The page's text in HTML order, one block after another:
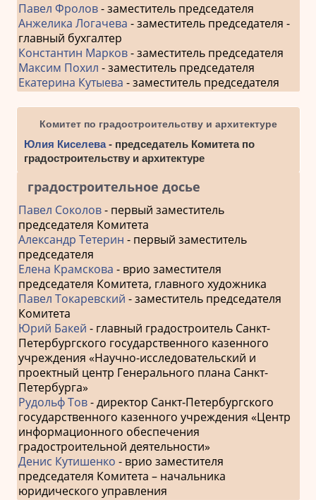
Павел Фролов- заместитель председателя
Анжелика Логачева - заместитель председателя -
главный бухгалтер
Константин Марков- заместитель председателя
Максим Похил - заместитель председателя
Екатерина Кутыева - заместитель председателя
Комитет по градостроительству и архитектуре
Юлия Киселева- председатель Комитета по
градостроительству и архитектуре
градостроительное досье
Павел Соколов- первый заместитель
председателя Комитета
Александр Тетерин - первый заместитель
председателя
Елена Крамскова - врио заместителя
председателя Комитета, главного художника
Павел Токаревский - заместитель председателя
Комитета
Юрий Бакей - главный градостроитель Санкт-
Петербургского государственного казенного
учреждения «Научно-исследовательский и
проектный центр Генерального плана Санкт-
Петербурга»
Рудольф Тов- директор Санкт-Петербургского
государственного казенного учреждения «Центр
информационного обеспечения
градостроительной деятельности»
Денис Кутишенко - врио заместителя
председателя Комитета – начальника
юридического управления